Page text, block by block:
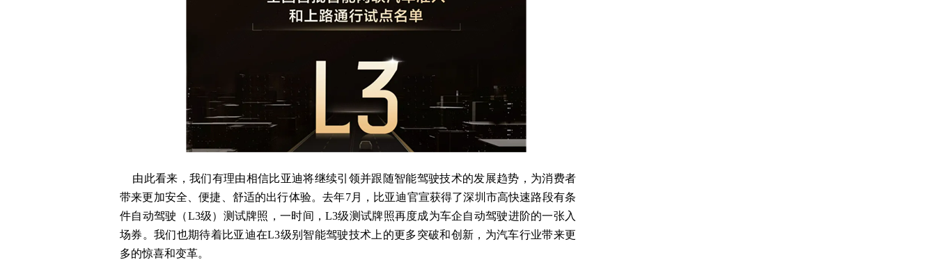
由此看来，我们有理由相信比亚迪将继续引领并跟随智能驾驶技术的发展趋势，为消费者
带来更加安全、便捷、舒适的出行体验。去年7月，比亚迪官宣获得了深圳市高快速路段有条
件自动驾驶（L3级）测试牌照，一时间，L3级测试牌照再度成为车企自动驾驶进阶的一张入
场券。我们也期待着比亚迪在L3级别智能驾驶技术上的更多突破和创新，为汽车行业带来更
多的惊喜和变革。